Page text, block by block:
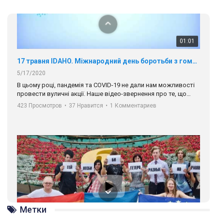
ГАУ є в 16 областях України.
Разом наш голос лунає гучніше!
Зупинимо насильство проти ЛГБТ в Україні! Stop violence against LGBT in Ukraine!
6/30/2017
Емоційний та вражаючий промо-ролік на конкурс PACT, який
представляє програму "Гей-альянс Україна" з протидії
насильству проти ЛГБТ в Україні.
Ми просимо вашої підтримки, щоб реалізувати нашу
програму з боротьби з насильством проти ЛГБТ в Україні.
1.9K Просмотров 226 Нравится • 5 Комментариев
Метки